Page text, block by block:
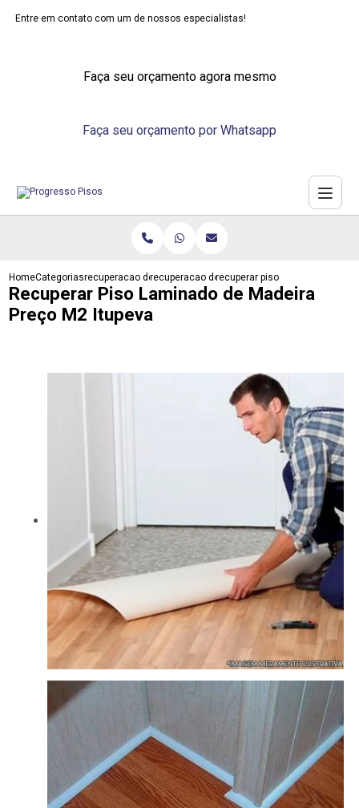
Entre em contato com um de nossos especialistas!
Faça seu orçamento agora mesmo
Faça seu orçamento por Whatsapp
HomeCategoriasrecuperacao de pisosrecuperacao de piso emborrachado
recuperar piso laminado de
Recuperar Piso Laminado de Madeira
Preço M2 Itupeva